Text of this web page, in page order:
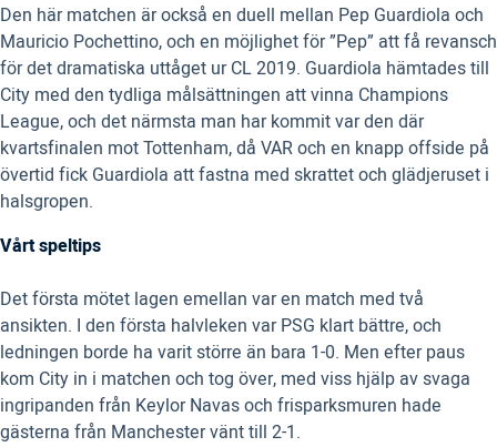
Den här matchen är också en duell mellan Pep Guardiola och
Mauricio Pochettino, och en möjlighet för ”Pep” att få revansch
för det dramatiska uttåget ur CL 2019. Guardiola hämtades till
City med den tydliga målsättningen att vinna Champions
League, och det närmsta man har kommit var den där
kvartsfinalen mot Tottenham, då VAR och en knapp offside på
övertid fick Guardiola att fastna med skrattet och glädjeruset i
halsgropen.
Vårt speltips
Det första mötet lagen emellan var en match med två
ansikten. I den första halvleken var PSG klart bättre, och
ledningen borde ha varit större än bara 1-0. Men efter paus
kom City in i matchen och tog över, med viss hjälp av svaga
ingripanden från Keylor Navas och frisparksmuren hade
gästerna från Manchester vänt till 2-1.